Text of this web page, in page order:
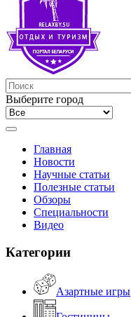
Выберите город
Главная
Новости
Научные статьи
Полезные статьи
Обзоры
Специальности
Видео
Категории
Азартные игры